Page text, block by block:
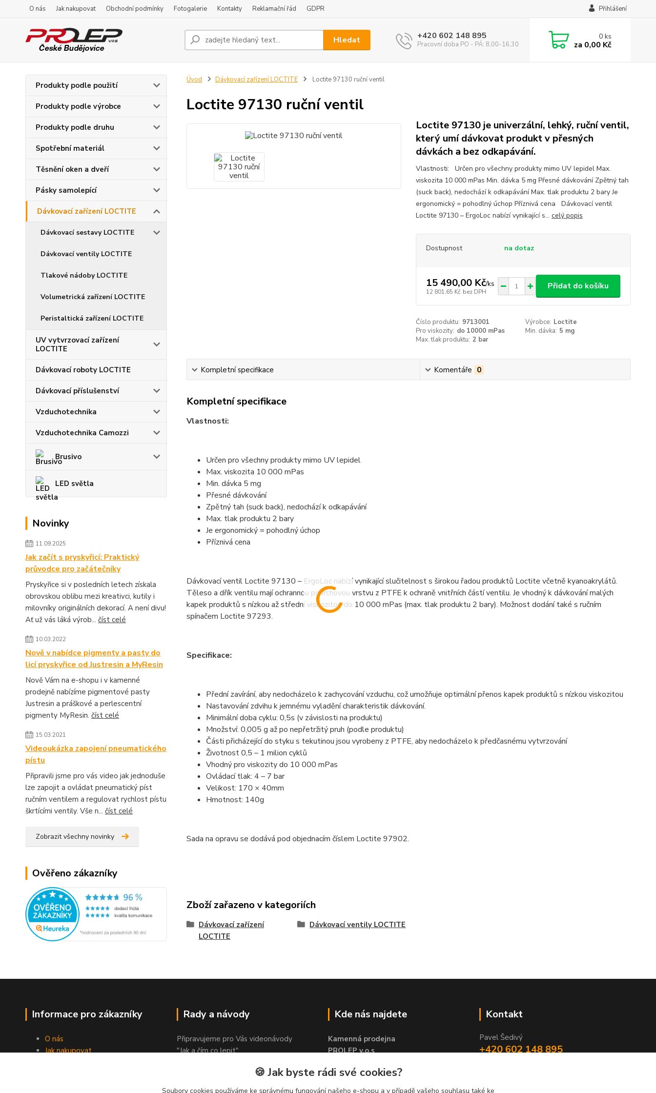
O nás Jak nakupovat Obchodní podmínky Fotogalerie Kontakty Reklamační řád GDPR Přihlášení
Hledat +420 602 148 895
Pracovní doba PO - PÁ: 8,00-16,30
0ks
za 0,00 Kč
Produkty podle použití
Produkty podle výrobce
Produkty podle druhu
Spotřební materiál
Těsnění oken a dveří
Pásky samolepící
Dávkovací zařízení LOCTITE
Dávkovací sestavy LOCTITE
Dávkovací ventily LOCTITE
Tlakové nádoby LOCTITE
Volumetrická zařízení LOCTITE
Peristaltická zařízení LOCTITE
UV vytvrzovací zařízení
LOCTITE
Dávkovací roboty LOCTITE
Dávkovací příslušenství
Vzduchotechnika
Vzduchotechnika Camozzi
Brusivo
LED světla
Novinky
11.09.2025
Jak začít s pryskyřicí: Praktický
průvodce pro začátečníky
Pryskyřice si v posledních letech získala
obrovskou oblibu mezi kreativci, kutily i
milovníky originálních dekorací. A není divu!
Ať už vás láká výrob... číst celé
10.03.2022
Nově v nabídce pigmenty a pasty do
licí pryskyřice od Justresin a MyResin
Nově Vám na e-shopu i v kamenné
prodejně nabízíme pigmentové pasty
Justresin a práškové a perlescentní
pigmenty MyResin. číst celé
15.03.2021
Videoukázka zapojení pneumatického
pístu
Připravili jsme pro vás video jak jednoduše
lze zapojit a ovládat pneumatický píst
ručním ventilem a regulovat rychlost pístu
škrtícími ventily. Vše n... číst celé
Zobrazit všechny novinky
Ověřeno zákazníky
Úvod Dávkovací zařízení LOCTITE Loctite 97130 ruční ventil
Loctite 97130 ruční ventil
Loctite 97130 je univerzální, lehký, ruční ventil,
který umí dávkovat produkt v přesných
dávkách a bez odkapávání.
Vlastnosti: Určen pro všechny produkty mimo UV lepidel Max.
viskozita 10 000 mPas Min. dávka 5 mg Přesné dávkování Zpětný tah
(suck back), nedochází k odkapávání Max. tlak produktu 2 bary Je
ergonomický = pohodlný úchop Příznivá cena Dávkovací ventil
Loctite 97130 – ErgoLoc nabízí vynikající s... celý popis
Dostupnost na dotaz
15 490,00 Kč/ks
12 801,65 Kč bez DPH
Přidat do košíku
Číslo produktu: 9713001 Výrobce: Loctite
Pro viskozity: do 10000 mPas Min. dávka: 5 mg
Max. tlak produktu: 2 bar
Kompletní specifikace Komentáře 0
Kompletní specifikace
Vlastnosti:
Určen pro všechny produkty mimo UV lepidel
Max. viskozita 10 000 mPas
Min. dávka 5 mg
Přesné dávkování
Zpětný tah (suck back), nedochází k odkapávání
Max. tlak produktu 2 bary
Je ergonomický = pohodlný úchop
Příznivá cena
Dávkovací ventil Loctite 97130 – ErgoLoc nabízí vynikající slučitelnost s širokou řadou produktů Loctite včetně kyanoakrylátů.
Těleso a dřík ventilu mají ochrannou povrchovou vrstvu z PTFE k ochraně vnitřních částí ventilu. Je vhodný k dávkování malých
kapek produktů s nízkou až střední viskozitou do 10 000 mPas (max. tlak produktu 2 bary). Možnost dodání také s ručním
spínačem Loctite 97293.
Specifikace:
Přední zavírání, aby nedocházelo k zachycování vzduchu, což umožňuje optimální přenos kapek produktů s nízkou viskozitou
Nastavování zdvihu k jemnému vyladění charakteristik dávkování.
Minimální doba cyklu: 0,5s (v závislosti na produktu)
Množství: 0,005 g až po nepřetržitý pruh (podle produktu)
Části přicházející do styku s tekutinou jsou vyrobeny z PTFE, aby nedocházelo k předčasnému vytvrzování
Životnost 0,5 – 1 milion cyklů
Vhodný pro viskozity do 10 000 mPas
Ovládací tlak: 4 – 7 bar
Velikost: 170 × 40mm
Hmotnost: 140g
Sada na opravu se dodává pod objednacím číslem Loctite 97902.
Zboží zařazeno v kategoriích
Dávkovací zařízení
LOCTITE
Dávkovací ventily LOCTITE
Informace pro zákazníky
O nás
Jak nakupovat
Rady a návody
Připravujeme pro Vás videonávody
"Jak a čím co lepit"
Kde nás najdete
Kamenná prodejna
PROLEP v.o.s
370 01 České Budějovice
Kontakt
Pavel Šedivý
+420 602 148 895
🍪 Jak byste rádi své cookies?
Soubory cookies používáme ke správnému fungování našeho e-shopu a v případě vašeho souhlasu také ke